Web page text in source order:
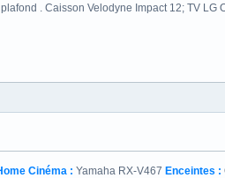
. Caisson Velodyne Impact 12; TV LG
Cinéma : Yamaha RX-V467 Enceintes :